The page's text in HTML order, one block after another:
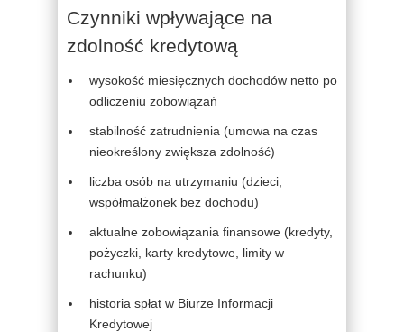
Czynniki wpływające na
zdolność kredytową
wysokość miesięcznych dochodów netto po
odliczeniu zobowiązań
stabilność zatrudnienia (umowa na czas
nieokreślony zwiększa zdolność)
liczba osób na utrzymaniu (dzieci,
współmałżonek bez dochodu)
aktualne zobowiązania finansowe (kredyty,
pożyczki, karty kredytowe, limity w
rachunku)
historia spłat w Biurze Informacji
Kredytowej